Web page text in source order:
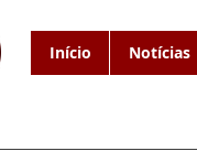
Início Notícias